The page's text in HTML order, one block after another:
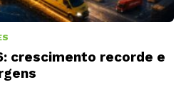
crescimento recorde e